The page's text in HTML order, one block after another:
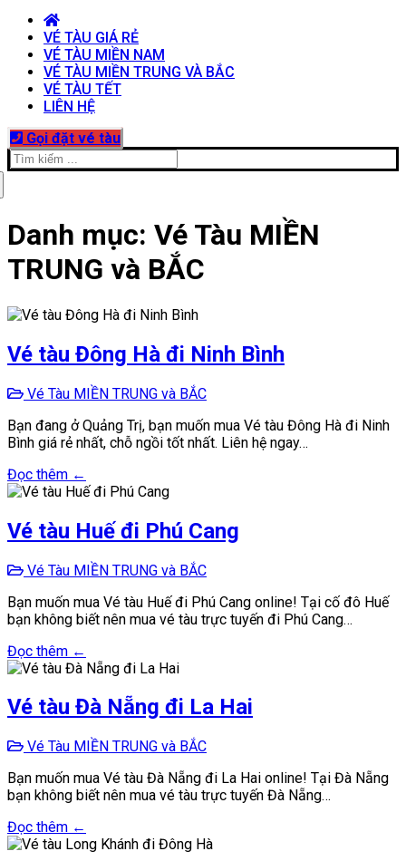
VÉ TÀU GIÁ RẺ
VÉ TÀU MIỀN NAM
VÉ TÀU MIỀN TRUNG VÀ BẮC
VÉ TÀU TẾT
LIÊN HỆ
Gọi đặt vé tàu
Tìm
kiếm
Danh mục: Vé Tàu MIỀN
TRUNG và BẮC
Vé tàu Đông Hà đi Ninh Bình
Vé Tàu MIỀN TRUNG và BẮC
Bạn đang ở Quảng Trị, bạn muốn mua Vé tàu Đông Hà đi Ninh
Bình giá rẻ nhất, chỗ ngồi tốt nhất. Liên hệ ngay…
Đọc thêm ←
Vé tàu Huế đi Phú Cang
Vé Tàu MIỀN TRUNG và BẮC
Bạn muốn mua Vé tàu Huế đi Phú Cang online! Tại cố đô Huế
bạn không biết nên mua vé tàu trực tuyến đi Phú Cang…
Đọc thêm ←
Vé tàu Đà Nẵng đi La Hai
Vé Tàu MIỀN TRUNG và BẮC
Bạn muốn mua Vé tàu Đà Nẵng đi La Hai online! Tại Đà Nẵng
bạn không biết nên mua vé tàu trực tuyến Đà Nẵng…
Đọc thêm ←